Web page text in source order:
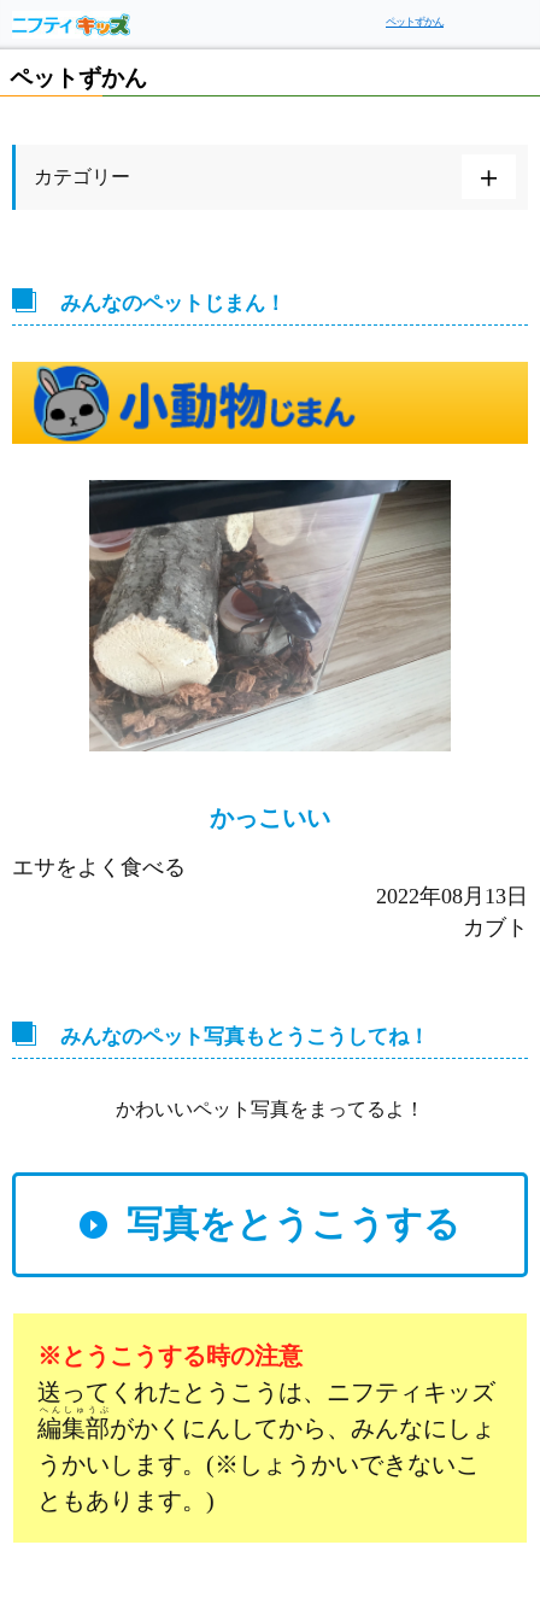
ペットずかん
ペットずかん
カテゴリー
みんなのペットじまん！
かっこいい
エサをよく食べる
2022年08月13日
カブト
みんなのペット写真もとうこうしてね！
かわいいペット写真をまってるよ！
写真をとうこうする
※とうこうする時の注意
送ってくれたとうこうは、ニフティキッズ
編集部
へんしゅうぶ
がかくにんしてから、みんなにしょ
うかいします。(※しょうかいできないこ
ともあります。)